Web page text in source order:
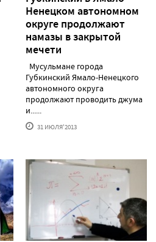
Ненецком автономном
округе продолжают
намазы в закрытой
мечети
Мусульмане города
Губкинский Ямало-Ненецкого
автономного округа
продолжают проводить джума
и......
31 ИЮЛЯ'2013